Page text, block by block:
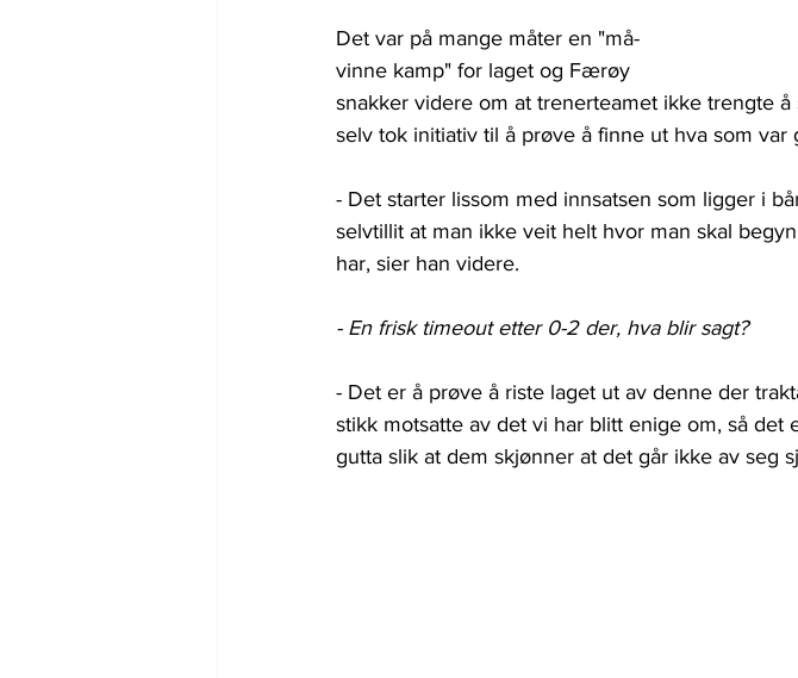
Det var på mange måter en "må-
vinne kamp" for laget og Færøy
snakker videre om at trenerteamet ikke trengte
selv tok initiativ til å prøve å finne ut hva som var
- Det starter lissom med innsatsen som ligger i
selvtillit at man ikke veit helt hvor man skal
har, sier han videre.
- En frisk timeout etter 0-2 der, hva blir sagt?
- Det er å prøve å riste laget ut av denne der
stikk motsatte av det vi har blitt enige om, så det
gutta slik at dem skjønner at det går ikke av seg